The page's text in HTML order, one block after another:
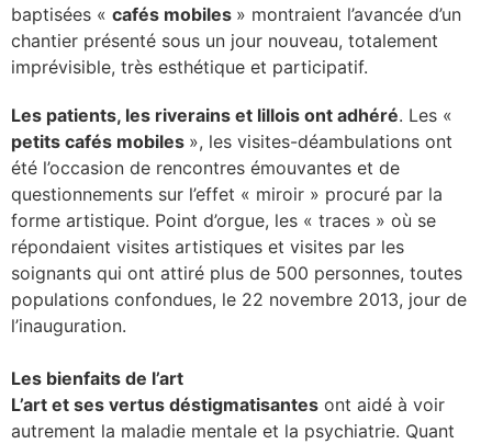
un CHU
baptisées « cafés mobiles » montraient l’avancée d’un
chantier présenté sous un jour nouveau, totalement
imprévisible, très esthétique et participatif.
Les patients, les riverains et lillois ont adhéré. Les «
petits cafés mobiles », les visites-déambulations ont
été l’occasion de rencontres émouvantes et de
questionnements sur l’effet « miroir » procuré par la
forme artistique. Point d’orgue, les « traces » où se
répondaient visites artistiques et visites par les
soignants qui ont attiré plus de 500 personnes, toutes
populations confondues, le 22 novembre 2013, jour de
l’inauguration.
Les bienfaits de l’art
L’art et ses vertus déstigmatisantes ont aidé à voir
autrement la maladie mentale et la psychiatrie. Quant